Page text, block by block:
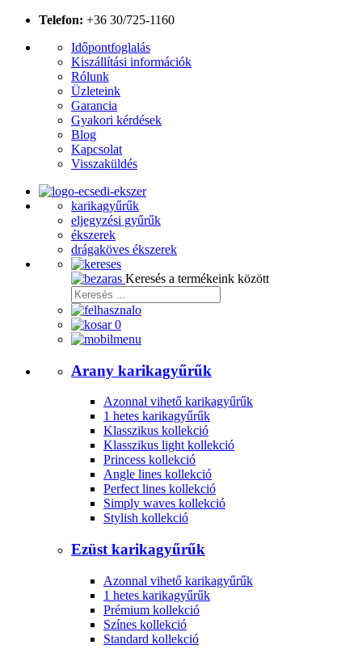
Telefon: +36 30/725-1160
Időpontfoglalás
Kiszállítási információk
Rólunk
Üzleteink
Garancia
Gyakori kérdések
Blog
Kapcsolat
Visszaküldés
karikagyűrűk
eljegyzési gyűrűk
ékszerek
drágaköves ékszerek
Keresés a termékeink között
0
Arany karikagyűrűk
Azonnal vihető karikagyűrűk
1 hetes karikagyűrűk
Klasszikus kollekció
Klasszikus light kollekció
Princess kollekció
Angle lines kollekció
Perfect lines kollekció
Simply waves kollekció
Stylish kollekció
Ezüst karikagyűrűk
Azonnal vihető karikagyűrűk
1 hetes karikagyűrűk
Prémium kollekció
Színes kollekció
Standard kollekció